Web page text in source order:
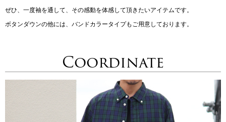
ぜひ、一度袖を通して、その感動を体感して頂きたいアイテムです。
ボタンダウンの他には、バンドカラータイプもご用意しております。
Coordinate